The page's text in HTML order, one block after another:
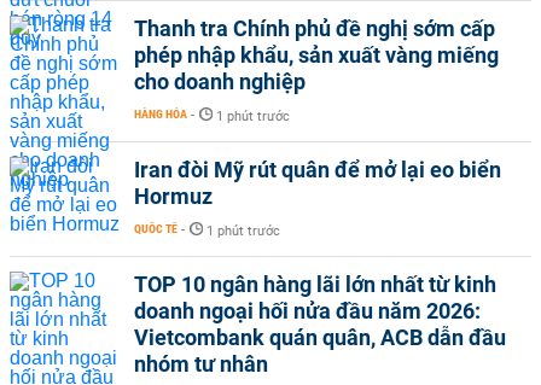
Thanh tra Chính phủ đề nghị sớm cấp
phép nhập khẩu, sản xuất vàng miếng
cho doanh nghiệp
HÀNG HÓA - 1 phút trước
Iran đòi Mỹ rút quân để mở lại eo biển
Hormuz
QUỐC TẾ - 1 phút trước
TOP 10 ngân hàng lãi lớn nhất từ kinh
doanh ngoại hối nửa đầu năm 2026:
Vietcombank quán quân, ACB dẫn đầu
nhóm tư nhân